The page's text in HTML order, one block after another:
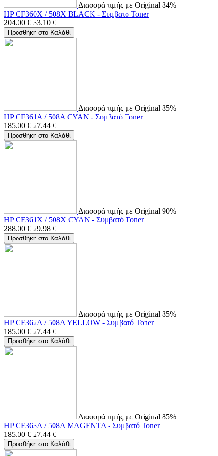
Διαφορά τιμής με Original 84%
HP CF360X / 508X BLACK - Συμβατό Toner
204.00 € 33.10 €
Προσθήκη στο Καλάθι
Διαφορά τιμής με Original 85%
HP CF361A / 508A CYAN - Συμβατό Toner
185.00 € 27.44 €
Προσθήκη στο Καλάθι
Διαφορά τιμής με Original 90%
HP CF361X / 508X CYAN - Συμβατό Toner
288.00 € 29.98 €
Προσθήκη στο Καλάθι
Διαφορά τιμής με Original 85%
HP CF362A / 508A YELLOW - Συμβατό Toner
185.00 € 27.44 €
Προσθήκη στο Καλάθι
Διαφορά τιμής με Original 85%
HP CF363A / 508A MAGENTA - Συμβατό Toner
185.00 € 27.44 €
Προσθήκη στο Καλάθι